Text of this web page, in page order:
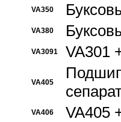
VA350
VA380
VA3091 VA301
VA405
VA406 VA405